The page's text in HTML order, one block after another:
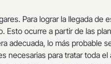
Para lograr la llegada de
Esto ocurre a partir de las
adecuada, lo más probable
necesarias para tratar toda el